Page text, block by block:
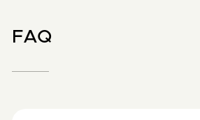
FAQ